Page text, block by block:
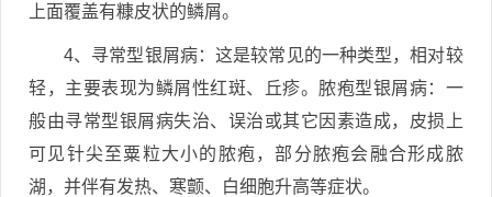
上面覆盖有糠皮状的鳞屑。
4、寻常型银屑病：这是较常见的一种类型，相对较
轻，主要表现为鳞屑性红斑、丘疹。脓疱型银屑病：一
般由寻常型银屑病失治、误治或其它因素造成，皮损上
可见针尖至粟粒大小的脓疱，部分脓疱会融合形成脓
湖，并伴有发热、寒颤、白细胞升高等症状。